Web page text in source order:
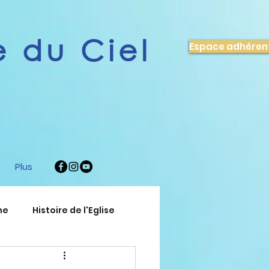
du Ciel Espace
Plus
Histoire de l'Eglise